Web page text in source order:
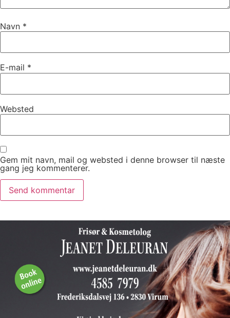
Navn *
E-mail *
Websted
Gem mit navn, mail og websted i denne browser til næste
gang jeg kommenterer.